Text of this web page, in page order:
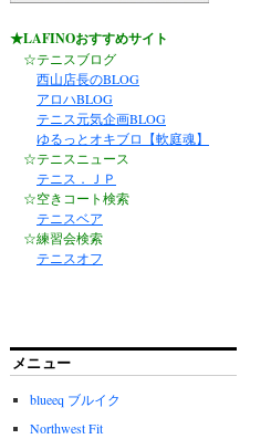
★LAFINOおすすめサイト
☆テニスブログ
西山店長のBLOG
アロハBLOG
テニス元気企画BLOG
ゆるっとオキブロ【軟庭魂】
☆テニスニュース
テニス．ＪＰ
☆空きコート検索
テニスベア
☆練習会検索
テニスオフ
メニュー
blueeq ブルイク
Northwest Fit